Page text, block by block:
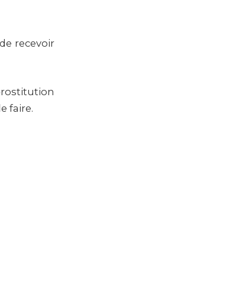
recevoir
faire.